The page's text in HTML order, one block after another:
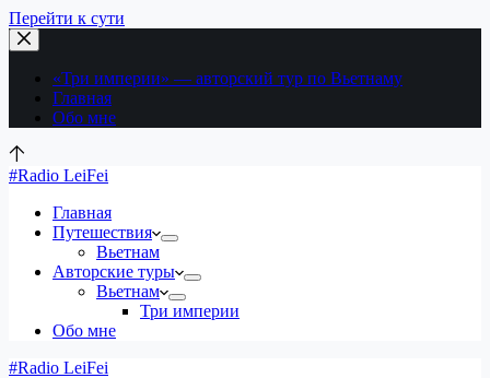
Перейти к сути
«Три империи» — авторский тур по Вьетнаму
Главная
Обо мне
#Radio LeiFei
Главная
Путешествия
Вьетнам
Авторские туры
Вьетнам
Три империи
Обо мне
#Radio LeiFei